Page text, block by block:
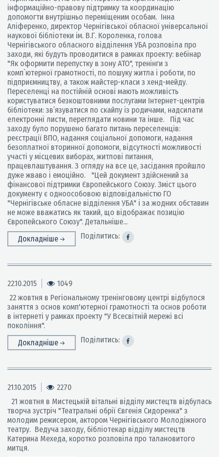
інформаційно-правову підтримку та координацію
допомогти внутрішньо переміщеним особам. Інна
Аліференко, директор Чернігівської обласної універсальної
наукової бібліотеки ім. В.Г. Короленка, голова
Чернігівського обласного відділення УБА розповіла про
заходи, які будуть проводитися в рамках проекту: вебінар
"Як оформити перепустку в зону АТО", тренінги з
комп`ютерної грамотності, по пошуку житла і роботи, по
підприємництву, а також майстер-класи з хенд-мейду.
Переселенці на постійній основі мають можливість
користуватися безкоштовними послугами Інтернет-центрів
бібліотеки: зв’язуватися по скайпу із родичами, надсилати
електронні листи, переглядати новини та інше. Під час
заходу було порушено багато питань переселенців:
реєстрації ВПО, надання соціальної допомоги, надання
безоплатної вторинної допомоги, відсутності можливості
участі у місцевих виборах, житлові питання,
працевлаштування. З огляду на все це, засідання пройшло
дуже жваво і емоційно. "Цей документ здійснений за
фінансової підтримки Європейського Союзу. Зміст цього
документу є одноособовою відповідальністю ГО
"Чернігівське обласне відділення УБА" і за жодних обставин
не може вважатись як такий, що відображає позицію
Європейського Союзу". Детальніше...
Докладніше
Поділитись:
22.10.2015
1049
22 жовтня в Регіональному тренінговому центрі відбулося
заняття з основ комп'ютерної грамотності та основ роботи
в інтернеті у рамках проекту "У Всесвітній мережі всі
покоління".
Докладніше
Поділитись:
21.10.2015
2270
21 жовтня в Мистецькій вітальні відділу мистецтв відбулась
творча зустріч "Театральні обрії Євгенія Сидоренка" з
молодим режисером, актором Чернігівського Молодіжного
театру. Ведуча заходу, бібліотекар відділу мистецтв
Катерина Мехеда, коротко розповіла про талановитого
митця.